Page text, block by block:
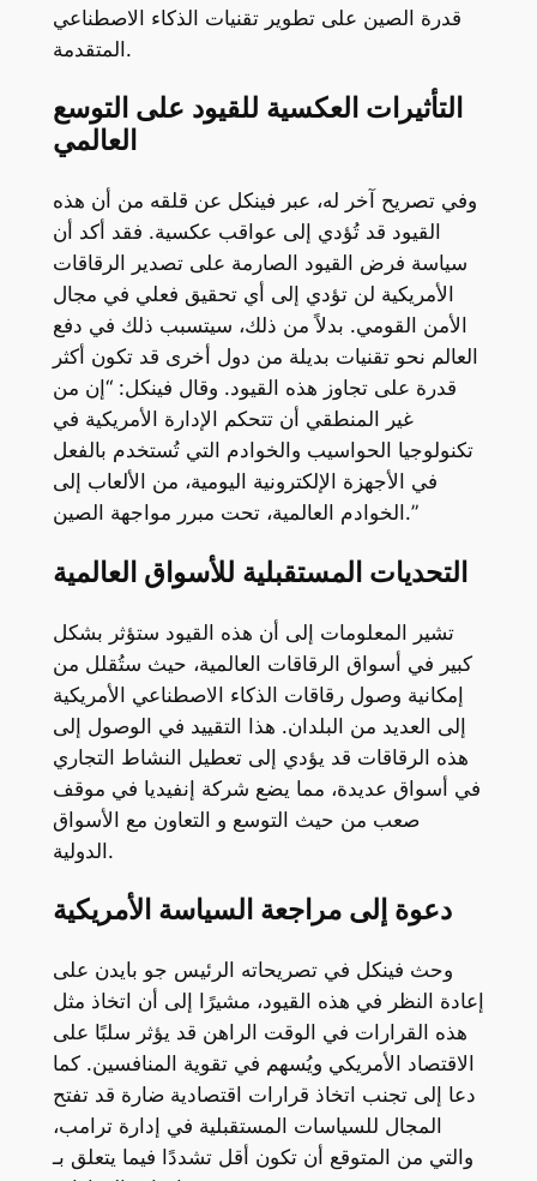
قدرة الصين على تطوير تقنيات الذكاء الاصطناعي
المتقدمة.
التأثيرات العكسية للقيود على التوسع
العالمي
وفي تصريح آخر له، عبر فينكل عن قلقه من أن هذه
القيود قد تُؤدي إلى عواقب عكسية. فقد أكد أن
سياسة فرض القيود الصارمة على تصدير الرقاقات
الأمريكية لن تؤدي إلى أي تحقيق فعلي في مجال
الأمن القومي. بدلاً من ذلك، سيتسبب ذلك في دفع
العالم نحو تقنيات بديلة من دول أخرى قد تكون أكثر
قدرة على تجاوز هذه القيود. وقال فينكل: “إن من
غير المنطقي أن تتحكم الإدارة الأمريكية في
تكنولوجيا الحواسيب والخوادم التي تُستخدم بالفعل
في الأجهزة الإلكترونية اليومية، من الألعاب إلى
الخوادم العالمية، تحت مبرر مواجهة الصين.”
التحديات المستقبلية للأسواق العالمية
تشير المعلومات إلى أن هذه القيود ستؤثر بشكل
كبير في أسواق الرقاقات العالمية، حيث ستُقلل من
إمكانية وصول رقاقات الذكاء الاصطناعي الأمريكية
إلى العديد من البلدان. هذا التقييد في الوصول إلى
هذه الرقاقات قد يؤدي إلى تعطيل النشاط التجاري
في أسواق عديدة، مما يضع شركة إنفيديا في موقف
صعب من حيث التوسع و التعاون مع الأسواق
الدولية.
دعوة إلى مراجعة السياسة الأمريكية
وحث فينكل في تصريحاته الرئيس جو بايدن على
إعادة النظر في هذه القيود، مشيرًا إلى أن اتخاذ مثل
هذه القرارات في الوقت الراهن قد يؤثر سلبًا على
الاقتصاد الأمريكي ويُسهم في تقوية المنافسين. كما
دعا إلى تجنب اتخاذ قرارات اقتصادية ضارة قد تفتح
المجال للسياسات المستقبلية في إدارة ترامب،
والتي من المتوقع أن تكون أقل تشددًا فيما يتعلق بـ